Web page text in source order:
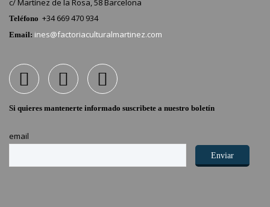
Teléfono +34 669 470 934
Email: ines@factoriaculturalmartinez.com
Si quieres mantenerte informado suscribete a nuestro boletín
email